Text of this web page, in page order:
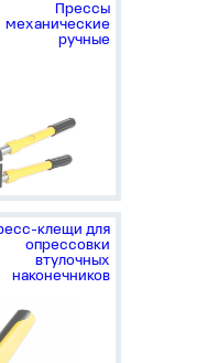
Прессы
механические
ручные
клещи для
опрессовки
втулочных
наконечников